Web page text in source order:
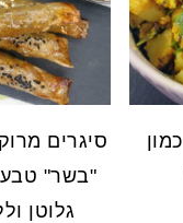
סיגרים
"בשר"
גלוטן